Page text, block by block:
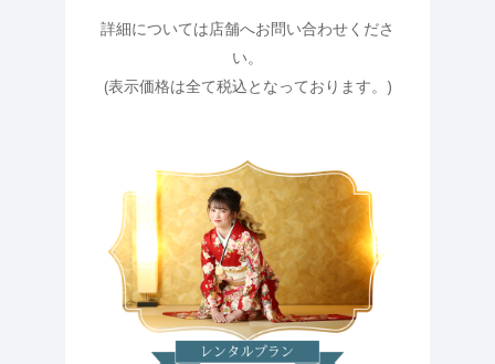
詳細については店舗へお問い合わせくださ
い。
(表示価格は全て税込となっております。)